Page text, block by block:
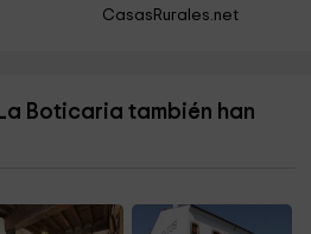
11,8 km
11,9 km
CasasRurales.net
Boticaria también han